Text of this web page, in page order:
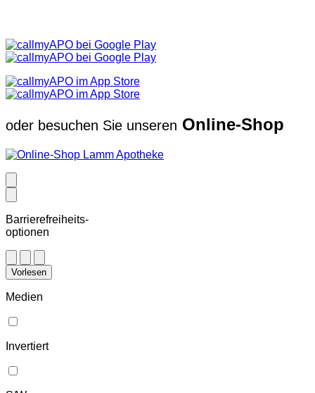
oder besuchen Sie unseren Online-Shop
Barrierefreiheits-
optionen
Vorlesen
Medien
Invertiert